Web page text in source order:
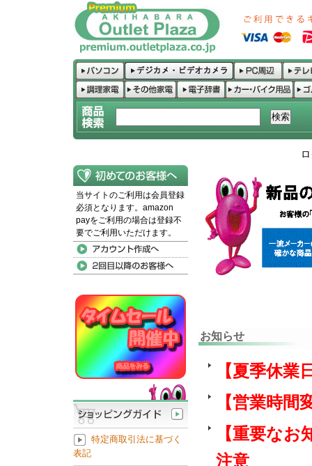
お知らせ
【夏季休業
【営業時間
【重要な
注意
当サイトのご利用は会員登録
必須となります。amazon
payをご利用の場合は登録不
要でご利用いただけます。
特定商取引法に基づく
表記